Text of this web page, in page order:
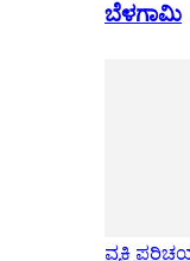
ಬೆಳಗಾಮಿ
ವ್ಯಕ್ತಿ